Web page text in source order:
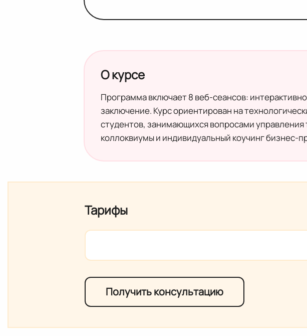
О курсе
Программа включает 8 веб-сеансов:
заключение. Курс ориентирован на
студентов, занимающихся вопросами
коллоквиумы и индивидуальный коучинг бизнес-
Тарифы
Получить консультацию